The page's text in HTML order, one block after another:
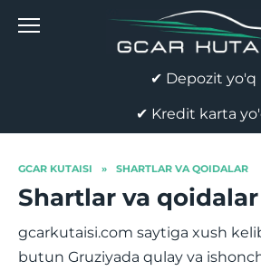
✔ Depozit yo'q
✔ Kredit karta
GCAR KUTAISI » SHARTLAR VA QOIDALAR
Shartlar va qoidalar
gcarkutaisi.com saytiga xush
butun Gruziyada qulay va